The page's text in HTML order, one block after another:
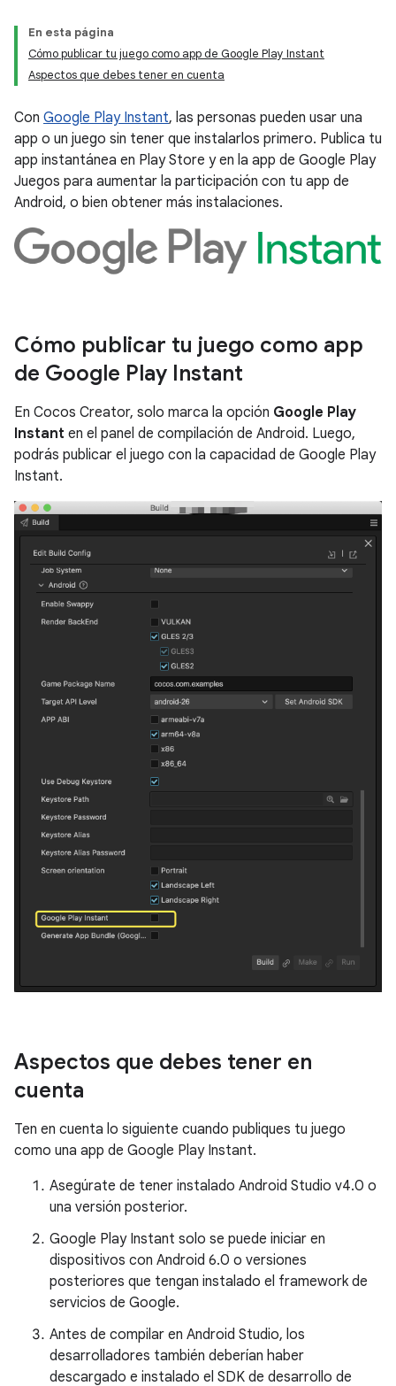
En esta página
Cómo publicar tu juego como app de Google Play Instant
Aspectos que debes tener en cuenta
Con Google Play Instant, las personas pueden usar una
app o un juego sin tener que instalarlos primero. Publica tu
app instantánea en Play Store y en la app de Google Play
Juegos para aumentar la participación con tu app de
Android, o bien obtener más instalaciones.
Cómo publicar tu juego como app
de Google Play Instant
En Cocos Creator, solo marca la opción Google Play
Instant en el panel de compilación de Android. Luego,
podrás publicar el juego con la capacidad de Google Play
Instant.
Aspectos que debes tener en
cuenta
Ten en cuenta lo siguiente cuando publiques tu juego
como una app de Google Play Instant.
Asegúrate de tener instalado Android Studio v4.0 o
una versión posterior.
Google Play Instant solo se puede iniciar en
dispositivos con Android 6.0 o versiones
posteriores que tengan instalado el framework de
servicios de Google.
Antes de compilar en Android Studio, los
desarrolladores también deberían haber
descargado e instalado el SDK de desarrollo de